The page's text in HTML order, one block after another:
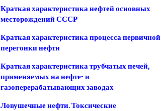
Краткая характеристика нефтей основных
месторождений СССР
Краткая характеристика процесса первичной
перегонки нефти
Краткая характеристика трубчатых печей,
применяемых на нефте- и
газоперерабатывающих заводах
Ловушечные нефти. Токсические